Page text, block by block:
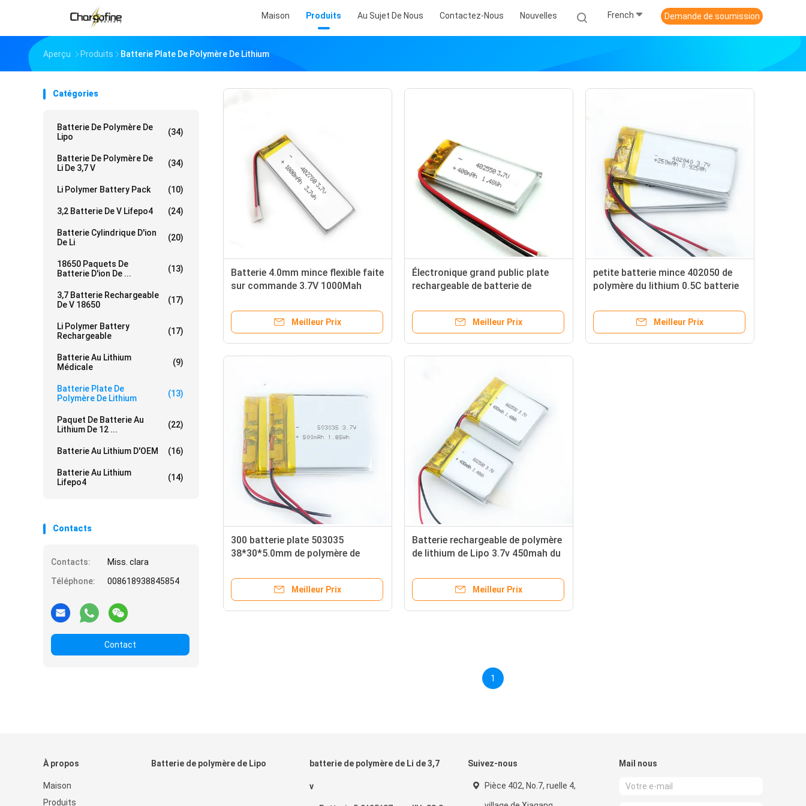
Maison Produits Au Sujet De Nous Contactez-Nous Nouvelles French Demande de soumission
Aperçu Produits Batterie Plate De Polymère De Lithium
Catégories
Batterie De Polymère De
Lipo
(34)
Batterie De Polymère De
Li De 3,7 V
(34)
Li Polymer Battery Pack (10)
3,2 Batterie De V Lifepo4 (24)
Batterie Cylindrique D'ion
De Li
(20)
18650 Paquets De
Batterie D'ion De ...
(13)
3,7 Batterie Rechargeable
De V 18650
(17)
Li Polymer Battery
Rechargeable
(17)
Batterie Au Lithium
Médicale
(9)
Batterie Plate De
Polymère De Lithium
(13)
Paquet De Batterie Au
Lithium De 12 ...
(22)
Batterie Au Lithium D'OEM (16)
Batterie Au Lithium
Lifepo4
(14)
Contacts
Contacts:
Miss. clara
Téléphone:
008618938845854
Contact
Batterie 4.0mm mince flexible faite
sur commande 3.7V 1000Mah
Meilleur Prix
Électronique grand public plate
rechargeable de batterie de
400mah
Meilleur Prix
petite batterie mince 402050 de
polymère du lithium 0.5C batterie
portables
Meilleur Prix
300 batterie plate 503035
38*30*5.0mm de polymère de
Meilleur Prix
Batterie rechargeable de polymère
de lithium de Lipo 3.7v 450mah du
Meilleur Prix
1
À propos
Maison
Produits
Batterie de polymère de Lipo batterie de polymère de Li de 3,7
v
Suivez-nous
Pièce 402, No.7, ruelle 4,
Mail nous